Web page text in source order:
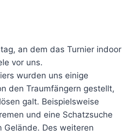
an dem das Turnier indoor
vor uns.
wurden uns einige
den Traumfängern gestellt,
galt. Beispielsweise
und eine Schatzsuche
Gelände. Des weiteren